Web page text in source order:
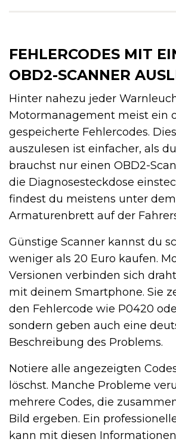
FEHLERCODES MIT
OBD2-SCANNER
Hinter nahezu jeder
Motormanagement meist ein
gespeicherte Fehlercodes.
auszulesen ist einfacher, als
brauchst nur einen OBD2-
die Diagnosesteckdose
findest du meistens unter dem
Armaturenbrett auf der
Günstige Scanner kannst du
weniger als 20 Euro kaufen.
Versionen verbinden sich
mit deinem Smartphone. Sie
den Fehlercode wie P0420
sondern geben auch eine
Beschreibung des Problems.
Notiere alle angezeigten
löschst. Manche Probleme
mehrere Codes, die
Bild ergeben. Ein
kann mit diesen